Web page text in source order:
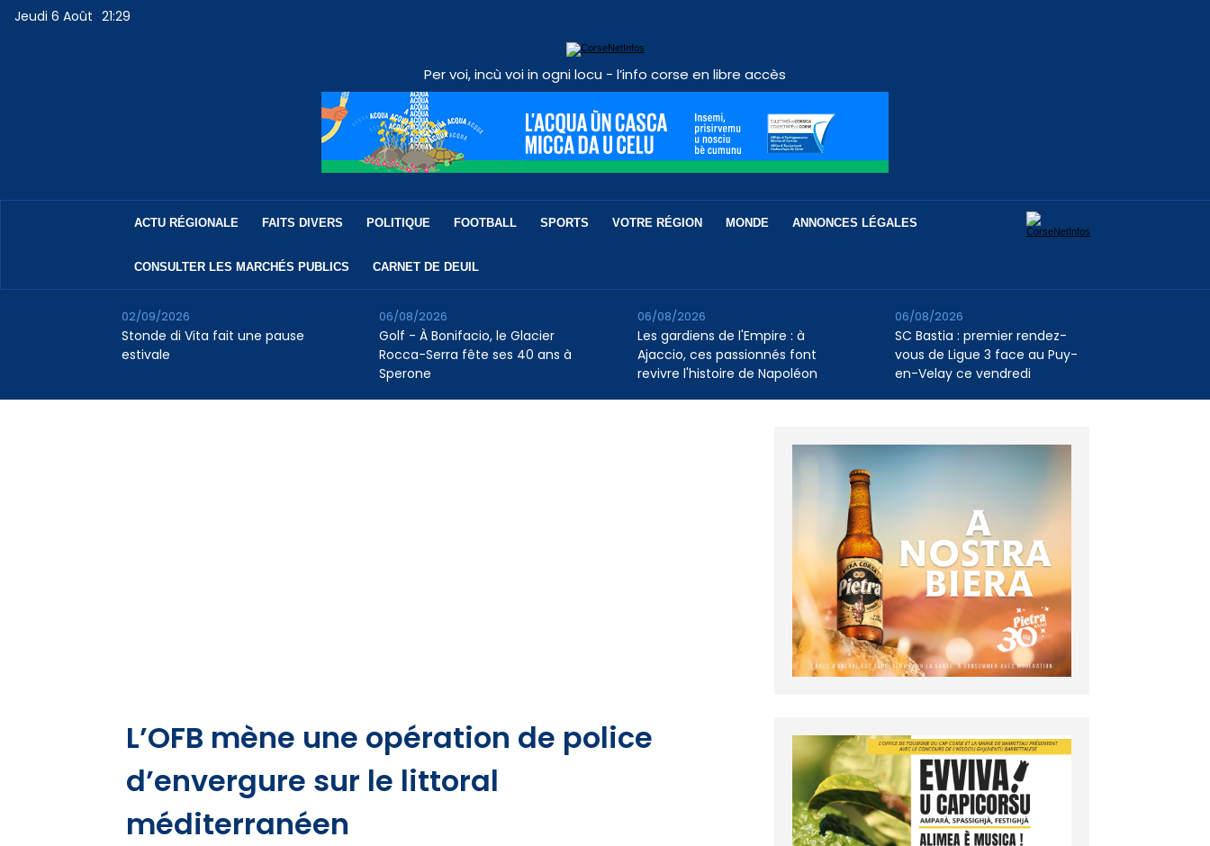
Jeudi 6 Août 21:29
Per voi, incù voi in ogni locu - l’info corse en libre accès
ACTU RÉGIONALE FAITS DIVERS POLITIQUE FOOTBALL SPORTS VOTRE RÉGION MONDE ANNONCES LÉGALES
CONSULTER LES MARCHÉS PUBLICS CARNET DE DEUIL
Stonde di Vita fait une pause
estivale
02/09/2026
Golf - À Bonifacio, le Glacier
Rocca-Serra fête ses 40 ans à
Sperone
06/08/2026
Les gardiens de l'Empire : à
Ajaccio, ces passionnés font
revivre l'histoire de Napoléon
06/08/2026
SC Bastia : premier rendez-
vous de Ligue 3 face au Puy-
en-Velay ce vendredi
06/08/2026
L’OFB mène une opération de police
d’envergure sur le littoral
méditerranéen